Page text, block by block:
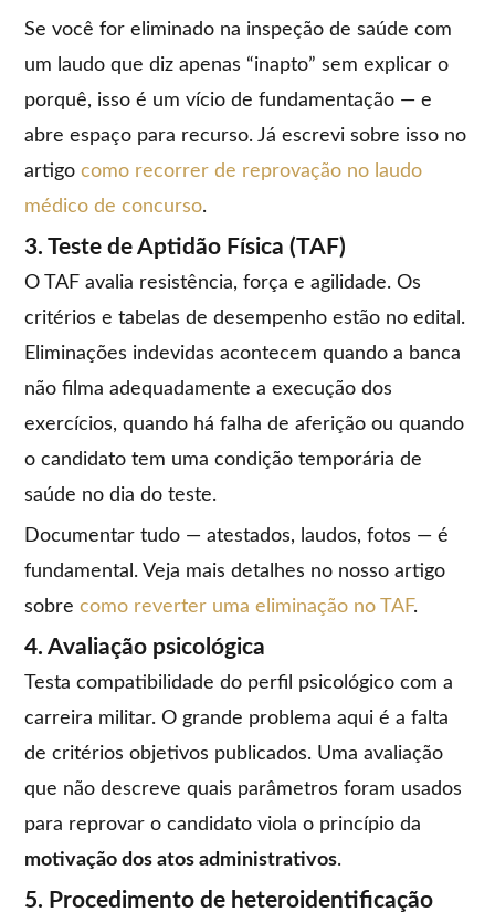
Se você for eliminado na inspeção de saúde com
um laudo que diz apenas “inapto” sem explicar o
porquê, isso é um vício de fundamentação — e
abre espaço para recurso. Já escrevi sobre isso no
artigocomo recorrer de reprovação no laudo
médico de concurso.
3. Teste de Aptidão Física (TAF)
O TAF avalia resistência, força e agilidade. Os
critérios e tabelas de desempenho estão no edital.
Eliminações indevidas acontecem quando a banca
não filma adequadamente a execução dos
exercícios, quando há falha de aferição ou quando
o candidato tem uma condição temporária de
saúde no dia do teste.
Documentar tudo — atestados, laudos, fotos — é
fundamental. Veja mais detalhes no nosso artigo
sobrecomo reverter uma eliminação no TAF.
4. Avaliação psicológica
Testa compatibilidade do perfil psicológico com a
carreira militar. O grande problema aqui é a falta
de critérios objetivos publicados. Uma avaliação
que não descreve quais parâmetros foram usados
para reprovar o candidato viola o princípio da
motivação dos atos administrativos.
5. Procedimento de heteroidentificação